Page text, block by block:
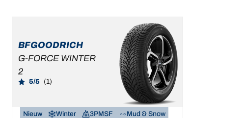
BFGOODRICH
G-FORCE WINTER
2
5/5 (1)
Nieuw Winter 3PMSF
Mud & Snow